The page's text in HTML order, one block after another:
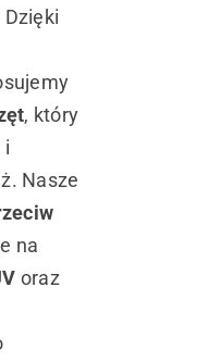
Dzięki
, który
i
Nasze
na
oraz